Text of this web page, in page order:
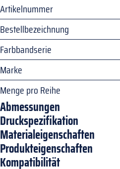
Artikelnummer
Bestellbezeichnung
Farbbandserie
Marke
Menge pro Reihe
Abmessungen
Druckspezifikation
Materialeigenschaften
Produkteigenschaften
Kompatibilität